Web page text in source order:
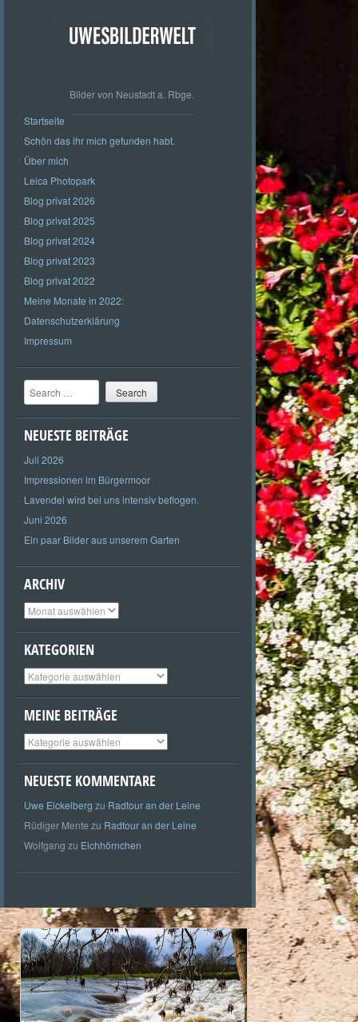
Bilder von Neustadt a. Rbge.
Startseite
Schön das ihr mich gefunden habt.
Über mich
Leica Photopark
Blog privat 2026
Blog privat 2025
Blog privat 2024
Blog privat 2023
Blog privat 2022
Meine Monate in 2022:
Datenschutzerklärung
Impressum
Search
NEUESTE BEITRÄGE
Juli 2026
Impressionen im Bürgermoor
Lavendel wird bei uns intensiv beflogen.
Juni 2026
Ein paar Bilder aus unserem Garten
ARCHIV
Archiv
KATEGORIEN
Kategorien
MEINE BEITRÄGE
Meine
Beiträge
NEUESTE KOMMENTARE
Uwe Eickelberg zu Radtour an der Leine
Rüdiger Mente zu Radtour an der Leine
Wolfgang zu Eichhörnchen